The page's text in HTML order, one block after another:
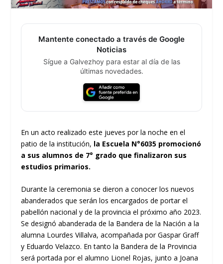
Mantente conectado a través de Google
Noticias
Sígue a Galvezhoy para estar al día de las
últimas novedades.
En un acto realizado este jueves por la noche en el
patio de la institución, la Escuela N°6035 promocionó
a sus alumnos de 7° grado que finalizaron sus
estudios primarios.
Durante la ceremonia se dieron a conocer los nuevos
abanderados que serán los encargados de portar el
pabellón nacional y de la provincia el próximo año 2023.
Se designó abanderada de la Bandera de la Nación a la
alumna Lourdes Villalva, acompañada por Gaspar Graff
y Eduardo Velazco. En tanto la Bandera de la Provincia
será portada por el alumno Lionel Rojas, junto a Joana